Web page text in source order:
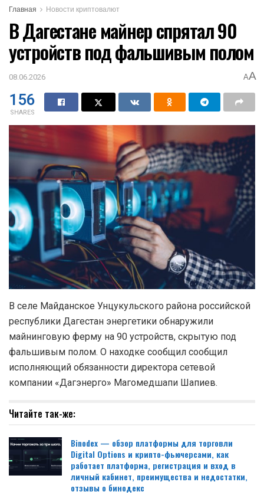
Главная Новости криптовалют
В Дагестане майнер спрятал 90
устройств под фальшивым полом
08.06.2026 AA
156
SHARES
В селе Майданское Унцукульского района российской
республики Дагестан энергетики обнаружили
майнинговую ферму на 90 устройств, скрытую под
фальшивым полом. О находке сообщил сообщил
исполняющий обязанности директора сетевой
компании «Дагэнерго» Магомедшапи Шапиев.
Читайте так-же:
Binodex — обзор платформы для торговли
Digital Options и крипто-фьючерсами, как
работает платформа, регистрация и вход в
личный кабинет, преимущества и недостатки,
отзывы о бинодекс